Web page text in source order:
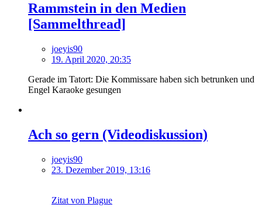
Rammstein in den Medien
[Sammelthread]
joeyis90
19. April 2020, 20:35
Gerade im Tatort: Die Kommissare haben sich betrunken und
Engel Karaoke gesungen
Ach so gern (Videodiskussion)
joeyis90
23. Dezember 2019, 13:16
Zitat von Plague